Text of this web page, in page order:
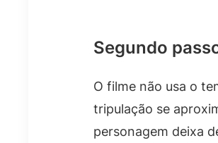
Segundo
O filme não usa o
tripulação se
personagem deixa